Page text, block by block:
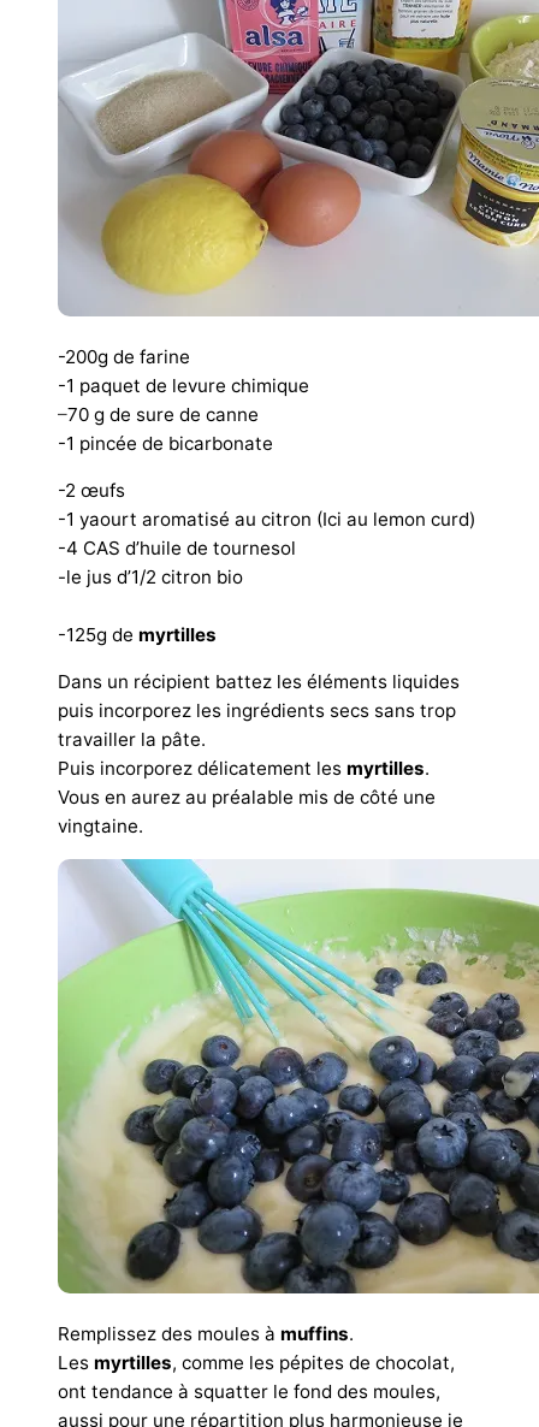
-200g de farine
-1 paquet de levure chimique
–70 g de sure de canne
-1 pincée de bicarbonate
-2 œufs
-1 yaourt aromatisé au citron (Ici au lemon curd)
-4 CAS d’huile de tournesol
-le jus d’1/2 citron bio
-125g de myrtilles
Dans un récipient battez les éléments liquides
puis incorporez les ingrédients secs sans trop
travailler la pâte.
Puis incorporez délicatement les myrtilles.
Vous en aurez au préalable mis de côté une
vingtaine.
Remplissez des moules à muffins.
Les myrtilles, comme les pépites de chocolat,
ont tendance à squatter le fond des moules,
aussi pour une répartition plus harmonieuse je